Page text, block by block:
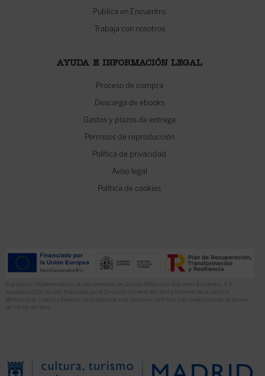
Publica en Encuentro
Trabaja con nosotros
AYUDA E INFORMACIÓN LEGAL
Proceso de compra
Descarga de ebooks
Gastos y plazos de entrega
Permisos de reproducción
Política de privacidad
Aviso legal
Política de cookies
El proyecto “Implementación de herramientas de Gestión Editorial en Ediciones Encuentro, S.A.
anualidad 2022” ha sido financiado por la Dirección General del Libro y Fomento de la Lectura,
Ministerio de Cultura y Deporte. La finalidad de este apoyo es contribuir a la modernización de pymes
del sector del libro.